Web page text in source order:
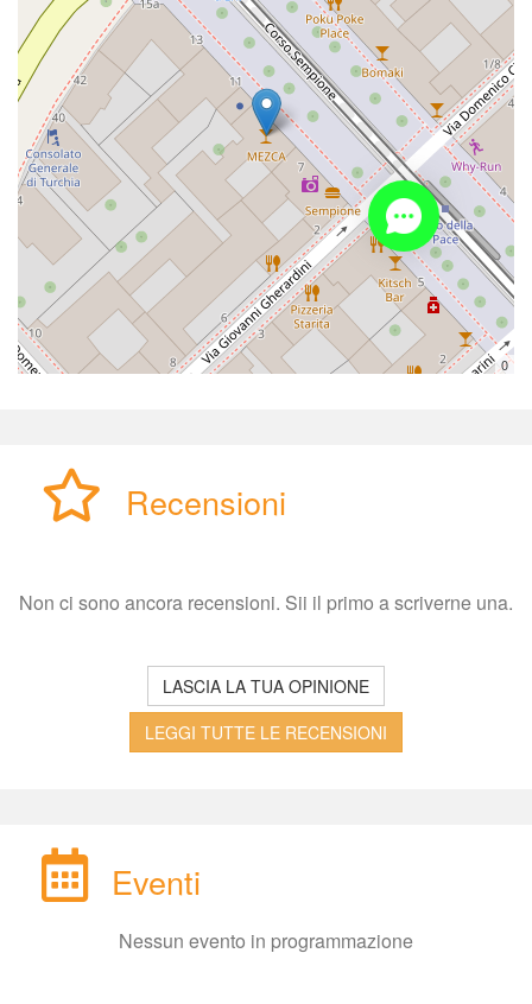
0
Recensioni
Non ci sono ancora recensioni. Sii il primo a scriverne una.
LASCIA LA TUA OPINIONE
LEGGI TUTTE LE RECENSIONI
Eventi
Nessun evento in programmazione